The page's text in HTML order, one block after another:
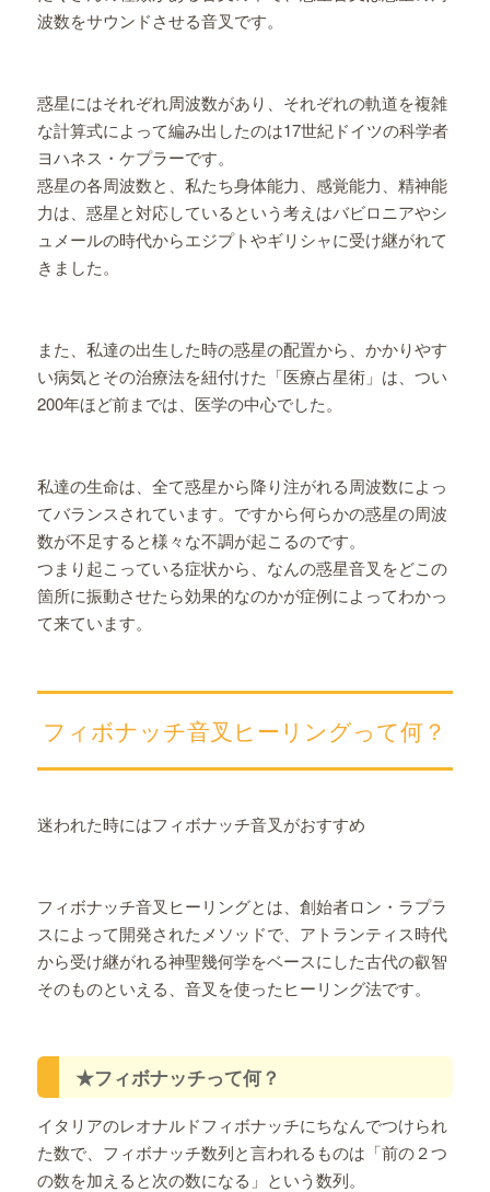
波数をサウンドさせる音叉です。
惑星にはそれぞれ周波数があり、それぞれの軌道を複雑
な計算式によって編み出したのは17世紀ドイツの科学者
ヨハネス・ケプラーです。
惑星の各周波数と、私たち身体能力、感覚能力、精神能
力は、惑星と対応しているという考えはバビロニアやシ
ュメールの時代からエジプトやギリシャに受け継がれて
きました。
また、私達の出生した時の惑星の配置から、かかりやす
い病気とその治療法を紐付けた「医療占星術」は、つい
200年ほど前までは、医学の中心でした。
私達の生命は、全て惑星から降り注がれる周波数によっ
てバランスされています。ですから何らかの惑星の周波
数が不足すると様々な不調が起こるのです。
つまり起こっている症状から、なんの惑星音叉をどこの
箇所に振動させたら効果的なのかが症例によってわかっ
て来ています。
フィボナッチ音叉ヒーリングって何？
迷われた時にはフィボナッチ音叉がおすすめ
フィボナッチ音叉ヒーリングとは、創始者ロン・ラプラ
スによって開発されたメソッドで、アトランティス時代
から受け継がれる神聖幾何学をベースにした古代の叡智
そのものといえる、音叉を使ったヒーリング法です。
★フィボナッチって何？
イタリアのレオナルドフィボナッチにちなんでつけられ
た数で、フィボナッチ数列と言われるものは「前の２つ
の数を加えると次の数になる」という数列。